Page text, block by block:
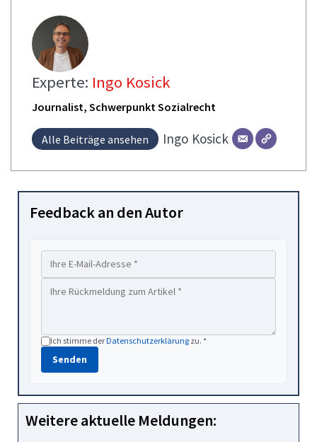
Experte: Ingo Kosick
Journalist, Schwerpunkt Sozialrecht
Alle Beiträge ansehen Ingo Kosick
Feedback an den Autor
Ich stimme derDatenschutzerklärung zu. *
Senden
Weitere aktuelle Meldungen: